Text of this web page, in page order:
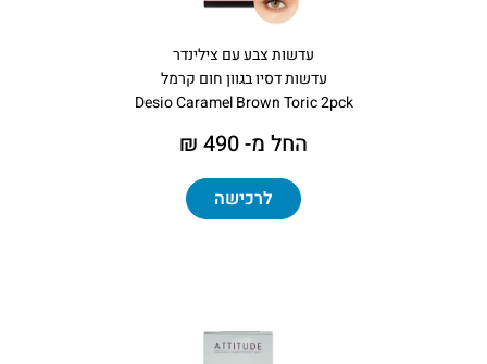
עדשות צבע עם צילינדר
עדשות דסיו בגוון חום קרמל
Desio Caramel Brown Toric 2pck
החל מ- 490 ₪
לרכישה